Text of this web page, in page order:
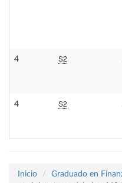
4 S2
4 S2
Inicio
Graduado en